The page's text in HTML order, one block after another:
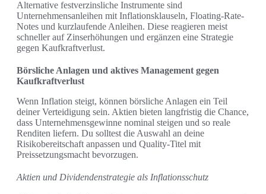
Alternative festverzinsliche Instrumente sind
Unternehmensanleihen mit Inflationsklauseln, Floating-Rate-
Notes und kurzlaufende Anleihen. Diese reagieren meist
schneller auf Zinserhöhungen und ergänzen eine Strategie
gegen Kaufkraftverlust.
Börsliche Anlagen und aktives Management gegen
Kaufkraftverlust
Wenn Inflation steigt, können börsliche Anlagen ein Teil
deiner Verteidigung sein. Aktien bieten langfristig die Chance,
dass Unternehmensgewinne nominal steigen und so reale
Renditen liefern. Du solltest die Auswahl an deine
Risikobereitschaft anpassen und Quality-Titel mit
Preissetzungsmacht bevorzugen.
Aktien und Dividendenstrategie als Inflationsschutz